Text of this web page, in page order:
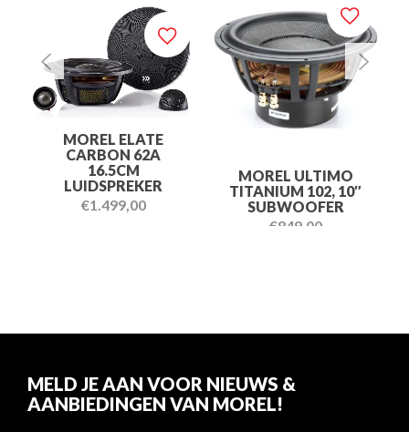
MOREL ELATE
CARBON 62A
16.5CM
LUIDSPREKER
€1.499,00
MOREL ULTIMO
TITANIUM 102, 10″
SUBWOOFER
€849,00
MELD JE AAN VOOR NIEUWS &
AANBIEDINGEN VAN MOREL!